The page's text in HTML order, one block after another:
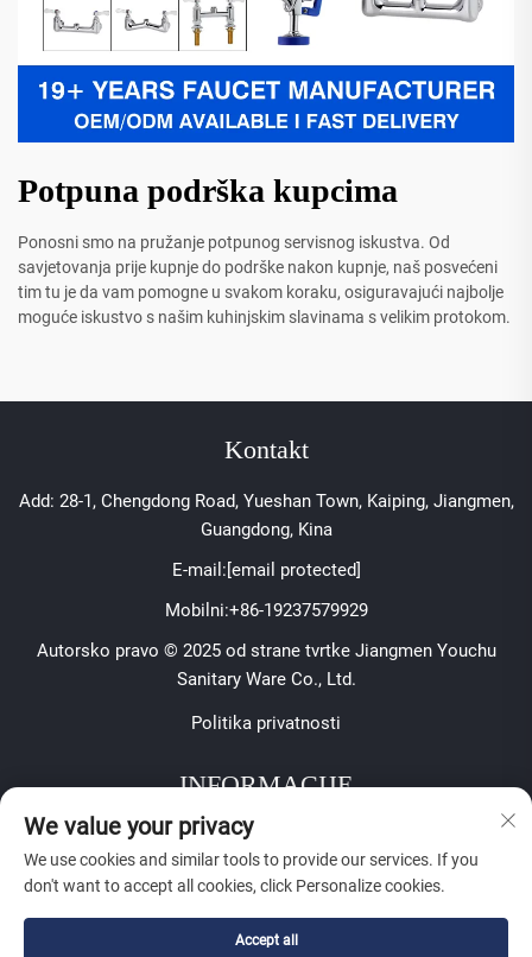
Potpuna podrška kupcima
Ponosni smo na pružanje potpunog servisnog iskustva. Od
savjetovanja prije kupnje do podrške nakon kupnje, naš posvećeni
tim tu je da vam pomogne u svakom koraku, osiguravajući najbolje
moguće iskustvo s našim kuhinjskim slavinama s velikim protokom.
Kontakt
Add: 28-1, Chengdong Road, Yueshan Town, Kaiping, Jiangmen,
Guangdong, Kina
E-mail: [email protected]
Mobilni:+86-19237579929
Autorsko pravo © 2025 od strane tvrtke Jiangmen Youchu
Sanitary Ware Co., Ltd.
Politika privatnosti
INFORMACIJE
Prijavite se za primanje našeg tjednog biltena
We value your privacy
We use cookies and similar tools to provide our services. If you
don't want to accept all cookies, click Personalize cookies.
Accept all